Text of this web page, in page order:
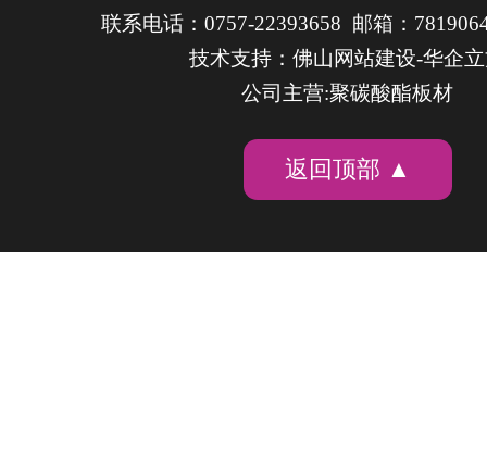
联系电话：0757-22393658 邮箱：
技术支持：佛山网站建设-华企
公司主营:聚碳酸酯板材
返回顶部 ▲